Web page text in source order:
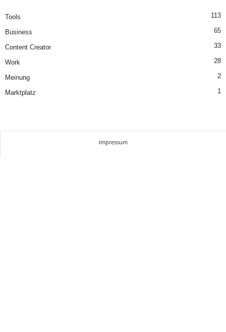
Tools 113
Business 65
Content Creator 33
Work 28
Meinung 2
Marktplatz 1
Impressum